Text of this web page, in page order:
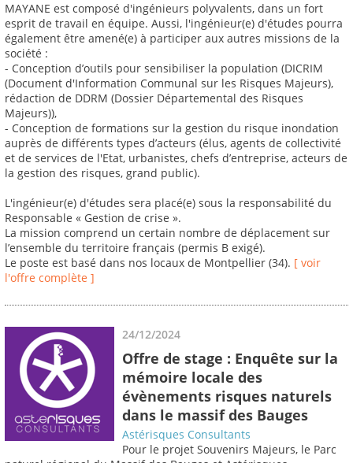
MAYANE est composé d'ingénieurs polyvalents, dans un fort
esprit de travail en équipe. Aussi, l'ingénieur(e) d'études pourra
également être amené(e) à participer aux autres missions de la
société :
- Conception d’outils pour sensibiliser la population (DICRIM
(Document d'Information Communal sur les Risques Majeurs),
rédaction de DDRM (Dossier Départemental des Risques
Majeurs)),
- Conception de formations sur la gestion du risque inondation
auprès de différents types d’acteurs (élus, agents de collectivité
et de services de l'Etat, urbanistes, chefs d’entreprise, acteurs de
la gestion des risques, grand public).
L'ingénieur(e) d'études sera placé(e) sous la responsabilité du
Responsable « Gestion de crise ».
La mission comprend un certain nombre de déplacement sur
l’ensemble du territoire français (permis B exigé).
Le poste est basé dans nos locaux de Montpellier (34). [ voir
l'offre complète ]
24/12/2024
Offre de stage : Enquête sur la
mémoire locale des
évènements risques naturels
dans le massif des Bauges
Astérisques Consultants
Pour le projet Souvenirs Majeurs, le Parc